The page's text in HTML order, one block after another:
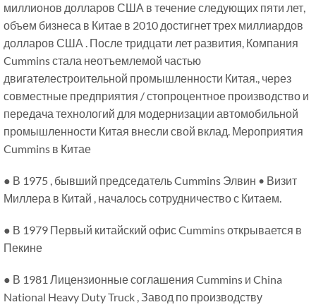
миллионов долларов США в течение следующих пяти лет,
объем бизнеса в Китае в 2010 достигнет трех миллиардов
долларов США . После тридцати лет развития, Компания
Cummins стала неотъемлемой частью
двигателестроительной промышленности Китая., через
совместные предприятия / стопроцентное производство и
передача технологий для модернизации автомобильной
промышленности Китая внесли свой вклад. Мероприятия
Cummins в Китае
● В 1975 , бывший председатель Cummins Элвин • Визит
Миллера в Китай , началось сотрудничество с Китаем.
● В 1979 Первый китайский офис Cummins открывается в
Пекине
● В 1981 Лицензионные соглашения Cummins и China
National Heavy Duty Truck , Завод по производству